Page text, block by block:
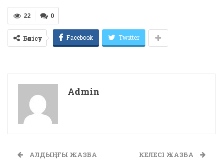
0
22
Бөлісу Facebook Twitter
Admin
АЛДЫҢҒЫ ЖАЗБА КЕЛЕСІ ЖАЗБА